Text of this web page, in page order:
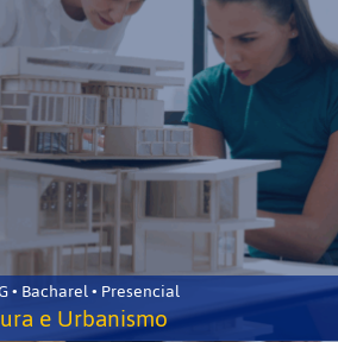
• Bacharel • Presencial
e Urbanismo